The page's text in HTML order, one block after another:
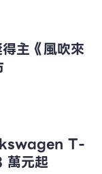
主《風吹來
T-
萬元起